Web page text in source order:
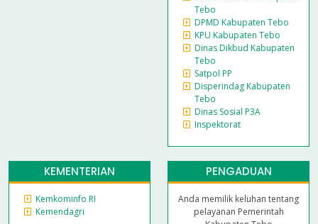
Tebo
DPMD Kabupaten Tebo
KPU Kabupaten Tebo
Dinas Dikbud Kabupaten
Tebo
Satpol PP
Disperindag Kabupaten
Tebo
Dinas Sosial P3A
Inspektorat
KEMENTERIAN
Kemkominfo RI
Kemendagri
PENGADUAN
Anda memilik keluhan tentang
pelayanan Pemerintah